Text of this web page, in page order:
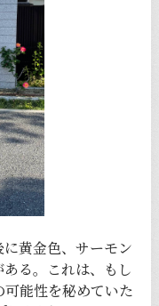
黄金色、サーモン
る。これは、もし
能性を秘めていた